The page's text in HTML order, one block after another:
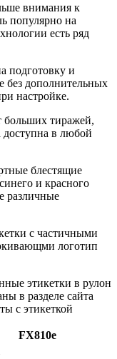
внимания к
популярно на
есть ряд
подготовку и
без дополнительных
настройке.
больших тиражей,
доступна в любой
блестящие
и красного
различные
с частичными
логотип
этикетки в рулон
в разделе сайта
с этикеткой
FX810e